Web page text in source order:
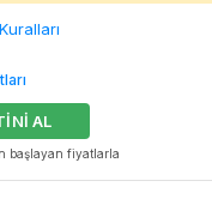
başlayan fiyatlarla
AL